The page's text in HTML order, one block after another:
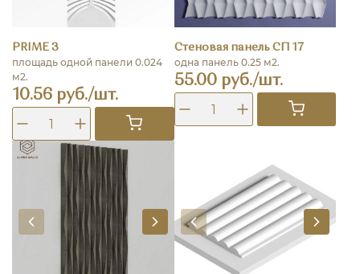
PRIME 3
площадь одной панели 0.024
м2.
10.56 руб./шт.
Стеновая панель СП 17
одна панель 0.25 м2.
55.00 руб./шт.